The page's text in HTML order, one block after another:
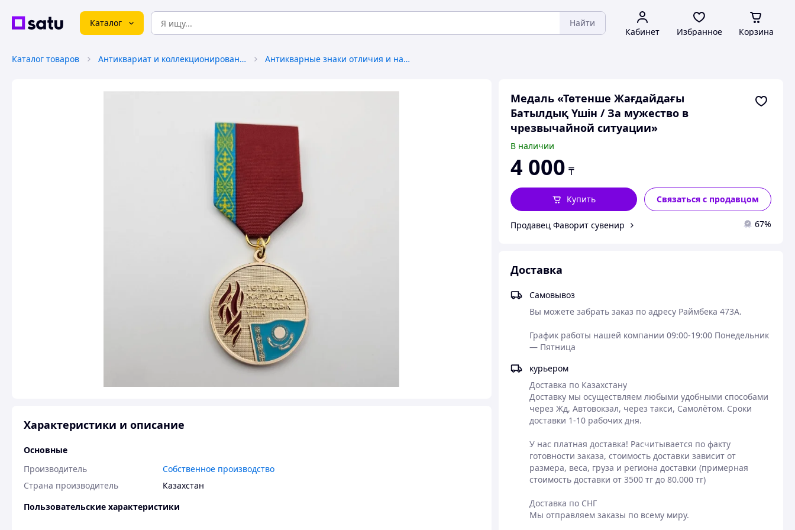
Каталог Найти
Кабинет Избранное Корзина
Каталог товаров Антиквариат и коллекционирование Антикварные знаки отличия и награды
Медаль «Төтенше Жағдайдағы
Батылдық Үшін / За мужество в
чрезвычайной ситуации»
В наличии
4 000 ₸
Купить Связаться с продавцом
Продавец Фаворит сувенир 67%
Доставка
Самовывоз
Вы можете забрать заказ по адресу Раймбека 473A.
График работы нашей компании 09:00-19:00 Понедельник
— Пятница
курьером
Доставка по Казахстану
Доставку мы осуществляем любыми удобными способами
через Жд, Автовокзал, через такси, Самолётом. Сроки
доставки 1-10 рабочих дня.
У нас платная доставка! Расчитывается по факту
готовности заказа, стоимость доставки зависит от
размера, веса, груза и региона доставки (примерная
стоимость доставки от 3500 тг до 80.000 тг)
Доставка по СНГ
Мы отправляем заказы по всему миру.
Характеристики и описание
Основные
Производитель
Собственное производство
Страна производитель
Казахстан
Пользовательские характеристики